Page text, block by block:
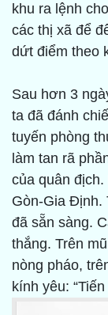
khu ra lệnh
các thị xã để
dứt điểm theo
Sau hơn 3
ta đã đánh
tuyến phòng
làm tan rã
của quân
Gòn-Gia Định.
đã sẵn sàng.
thắng. Trên
nòng pháo,
kính yêu: